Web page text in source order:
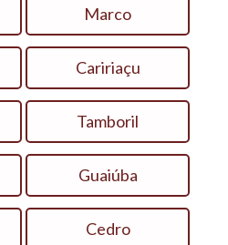
Marco
Caririaçu
Tamboril
Guaiúba
Cedro